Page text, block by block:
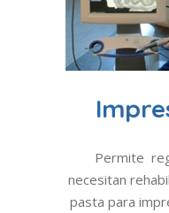
Permite
necesitan
pasta para